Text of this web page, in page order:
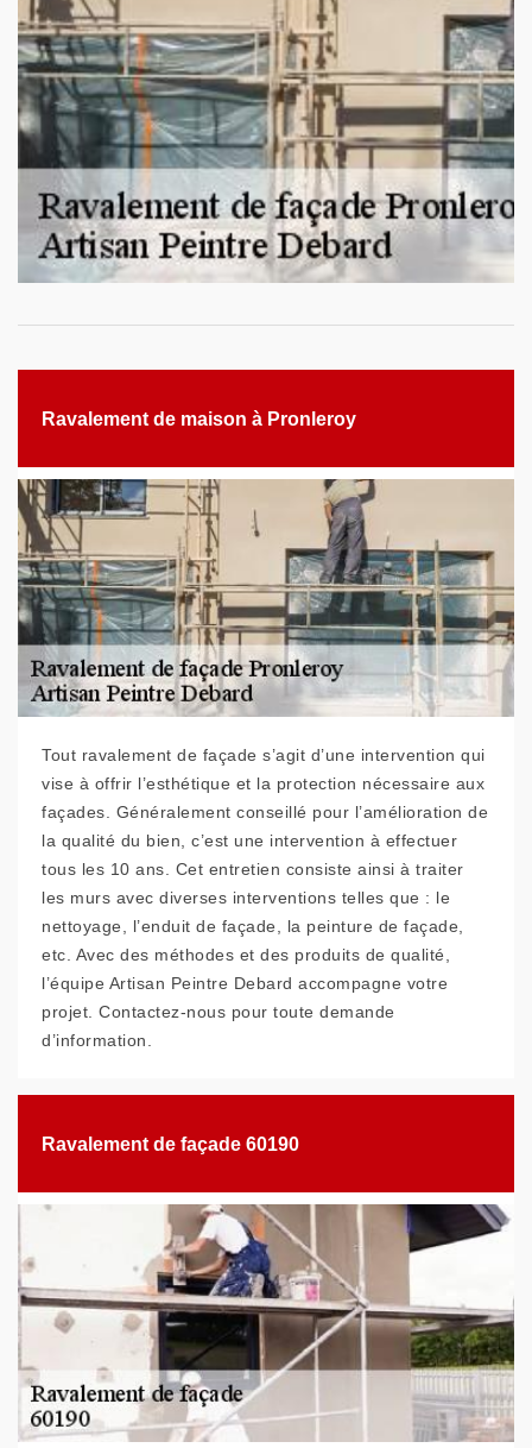
Ravalement de maison à Pronleroy
Tout ravalement de façade s’agit d’une intervention qui
vise à offrir l’esthétique et la protection nécessaire aux
façades. Généralement conseillé pour l’amélioration de
la qualité du bien, c’est une intervention à effectuer
tous les 10 ans. Cet entretien consiste ainsi à traiter
les murs avec diverses interventions telles que : le
nettoyage, l’enduit de façade, la peinture de façade,
etc. Avec des méthodes et des produits de qualité,
l’équipe Artisan Peintre Debard accompagne votre
projet. Contactez-nous pour toute demande
d’information.
Ravalement de façade 60190